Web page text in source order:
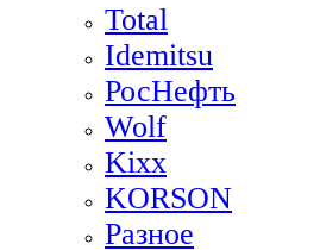
Total
Idemitsu
РосНефть
Wolf
Kixx
KORSON
Разное